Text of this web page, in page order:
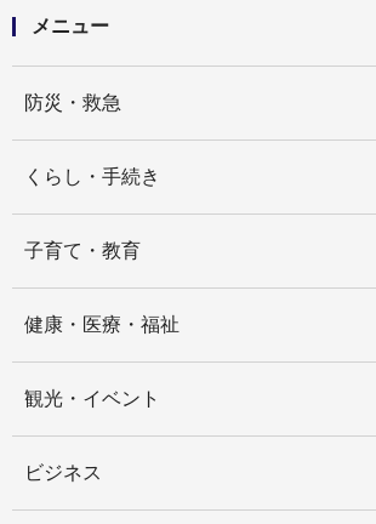
メニュー
防災・救急
くらし・手続き
子育て・教育
健康・医療・福祉
観光・イベント
ビジネス